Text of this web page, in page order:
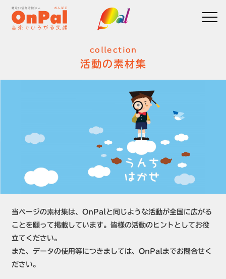
collection
活動の素材集
当ページの素材集は、OnPalと同じような活動が全国に広がる
ことを願って掲載しています。皆様の活動のヒントとしてお役
立てください。
また、データの使用等につきましては、OnPalまでお問合せく
ださい。